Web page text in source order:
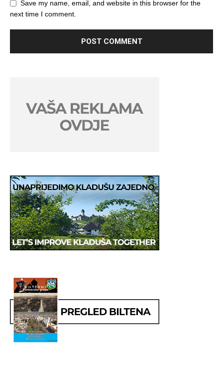
Save my name, email, and website in this browser for the
next time I comment.